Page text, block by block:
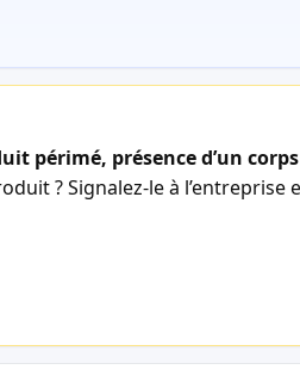
périmé, présence d’un
? Signalez-le à l’entreprise